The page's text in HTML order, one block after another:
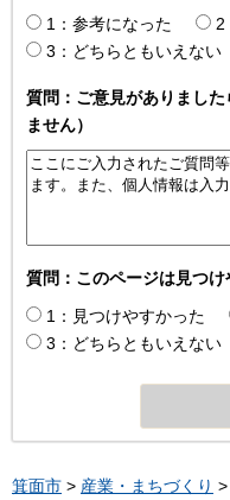
1：参考になった
2
3：どちらともいえない
質問：ご意見がありまし
ません）
質問：このページは見つけ
1：見つけやすかった
3：どちらともいえない
箕面市 > 産業・まちづくり >